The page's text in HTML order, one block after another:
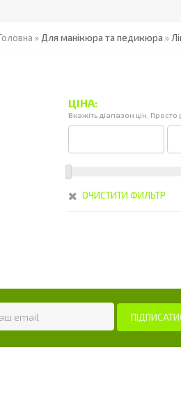
» Для манікюра та педикюра »
ЦІНА:
Вкажіть діапазон цін.
ОЧИСТИТИ ФИЛЬТР